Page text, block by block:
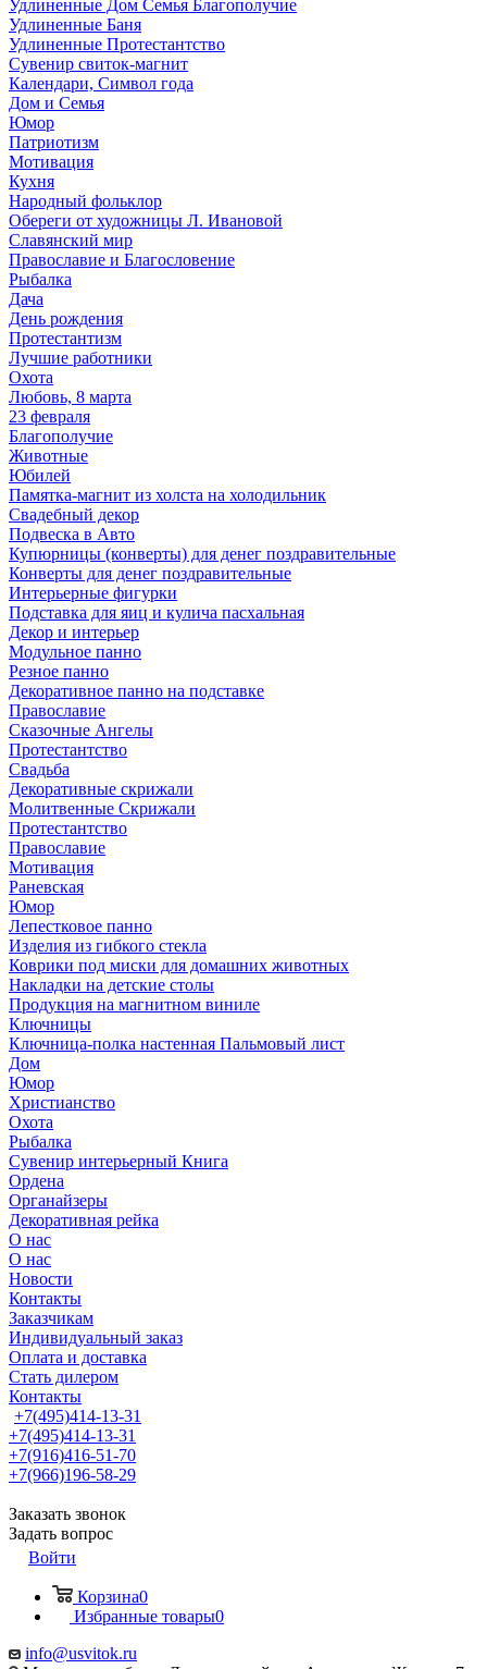
Удлиненные Дом Семья Благополучие
Удлиненные Баня
Удлиненные Протестантство
Сувенир свиток-магнит
Календари, Символ года
Дом и Семья
Юмор
Патриотизм
Мотивация
Кухня
Народный фольклор
Обереги от художницы Л. Ивановой
Славянский мир
Православие и Благословение
Рыбалка
Дача
День рождения
Протестантизм
Лучшие работники
Охота
Любовь, 8 марта
23 февраля
Благополучие
Животные
Юбилей
Памятка-магнит из холста на холодильник
Свадебный декор
Подвеска в Авто
Купюрницы (конверты) для денег поздравительные
Конверты для денег поздравительные
Интерьерные фигурки
Подставка для яиц и кулича пасхальная
Декор и интерьер
Модульное панно
Резное панно
Декоративное панно на подставке
Православие
Сказочные Ангелы
Протестантство
Свадьба
Декоративные скрижали
Молитвенные Скрижали
Протестантство
Православие
Мотивация
Раневская
Юмор
Лепестковое панно
Изделия из гибкого стекла
Коврики под миски для домашних животных
Накладки на детские столы
Продукция на магнитном виниле
Ключницы
Ключница-полка настенная Пальмовый лист
Дом
Юмор
Христианство
Охота
Рыбалка
Сувенир интерьерный Книга
Ордена
Органайзеры
Декоративная рейка
О нас
О нас
Новости
Контакты
Заказчикам
Индивидуальный заказ
Оплата и доставка
Стать дилером
Контакты
+7(495)414-13-31
+7(495)414-13-31
+7(916)416-51-70
+7(966)196-58-29
Заказать звонок
Задать вопрос
Войти
Корзина0
Избранные товары0
info@usvitok.ru